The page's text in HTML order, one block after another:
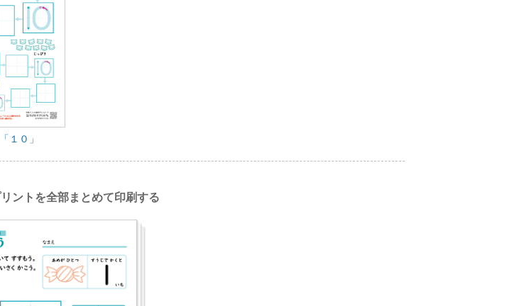
１０」
ントを全部まとめて印刷する